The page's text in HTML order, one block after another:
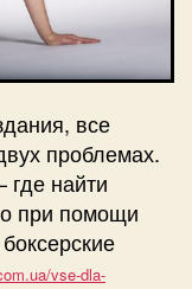
все
проблемах.
где найти
при помощи
vse-dla-